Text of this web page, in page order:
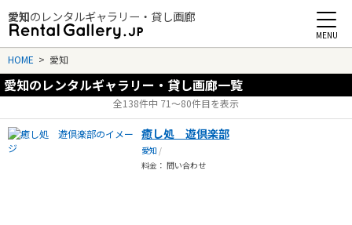
愛知のレンタルギャラリー・貸し画廊
Rental Gallery jp
HOME > 愛知
愛知のレンタルギャラリー・貸し画廊一覧
全138件中 71〜80件目を表示
癒し処 遊倶楽部
愛知 /
料金： 問い合わせ